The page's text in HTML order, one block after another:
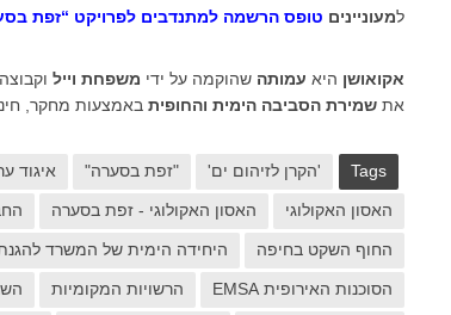
למעוניינים טופס הרשמה למתנדבים לפרויקט “זפת
אקואושן היא עמותה שהוקמה על ידי משפחת וייל
אתשמירת הסביבה הימית והחופית באמצעות מחקר,
Tags 'הקרן לזיהום ים' "זפת בסערה" איגוד
האסון האקולוגי האסון האקולוגי - זפת בסערה
החוף השקט בחיפה היחידה הימית של המשרד
הסוכנות האירופית EMSA הרשויות המקומיות